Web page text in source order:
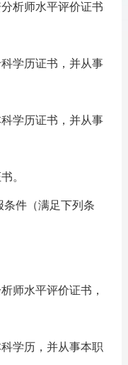
析师水平评价证书
学历证书，并从事
学历证书，并从事
。
件（满足下列条
师水平评价证书，
学历，并从事本职